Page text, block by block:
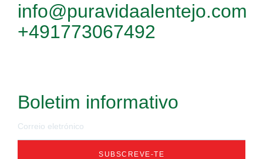
info@puravidaalentejo.com
+491773067492
Boletim informativo
SUBSCREVE-TE